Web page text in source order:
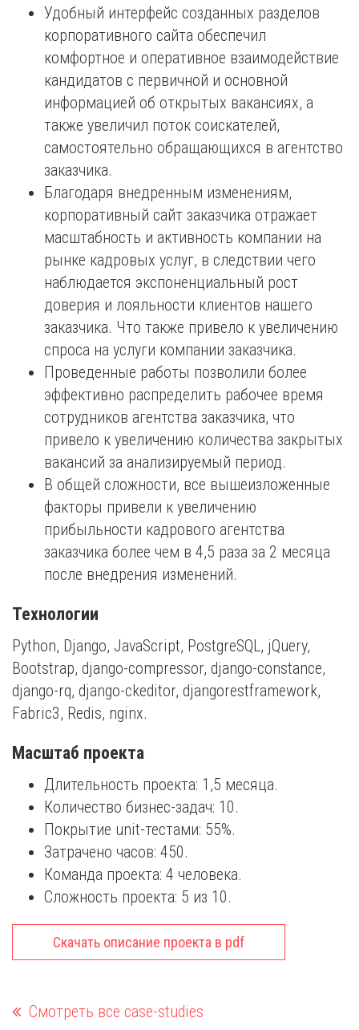
Удобный интерфейс созданных разделов
корпоративного сайта обеспечил
комфортное и оперативное взаимодействие
кандидатов с первичной и основной
информацией об открытых вакансиях, а
также увеличил поток соискателей,
самостоятельно обращающихся в агентство
заказчика.
Благодаря внедренным изменениям,
корпоративный сайт заказчика отражает
масштабность и активность компании на
рынке кадровых услуг, в следствии чего
наблюдается экспоненциальный рост
доверия и лояльности клиентов нашего
заказчика. Что также привело к увеличению
спроса на услуги компании заказчика.
Проведенные работы позволили более
эффективно распределить рабочее время
сотрудников агентства заказчика, что
привело к увеличению количества закрытых
вакансий за анализируемый период.
В общей сложности, все вышеизложенные
факторы привели к увеличению
прибыльности кадрового агентства
заказчика более чем в 4,5 раза за 2 месяца
после внедрения изменений.
Технологии
Python, Django, JavaScript, PostgreSQL, jQuery,
Bootstrap, django-compressor, django-constance,
django-rq, django-ckeditor, djangorestframework,
Fabric3, Redis, nginx.
Масштаб проекта
Длительность проекта: 1,5 месяца.
Количество бизнес-задач: 10.
Покрытие unit-тестами: 55%.
Затрачено часов: 450.
Команда проекта: 4 человека.
Сложность проекта: 5 из 10.
Скачать описание проекта в pdf
Смотреть все case-studies